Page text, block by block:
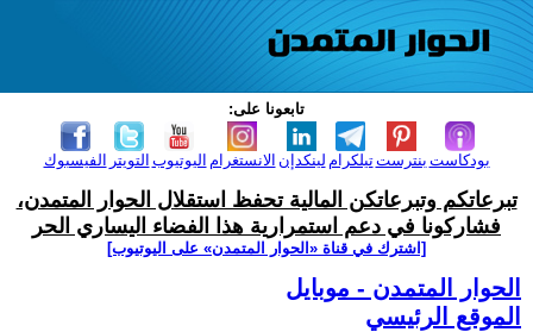
تابعونا على:
الفيسبوك التويتر اليوتيوب الانستغرام لينكدإن تيلكرامبنترست بودكاست
تبرعاتكم وتبرعاتكن المالية تحفظ استقلال الحوار المتمدن،
فشاركونا في دعم استمرارية هذا الفضاء اليساري الحر
[اشترك في قناة ‫«الحوار المتمدن» على اليوتيوب]
الحوار المتمدن - موبايل
الموقع الرئيسي